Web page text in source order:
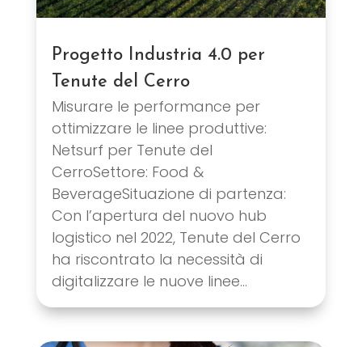
Progetto Industria 4.0 per
Tenute del Cerro
Misurare le performance per
ottimizzare le linee produttive:
Netsurf per Tenute del
CerroSettore: Food &
BeverageSituazione di partenza:
Con l’apertura del nuovo hub
logistico nel 2022, Tenute del Cerro
ha riscontrato la necessità di
digitalizzare le nuove linee...